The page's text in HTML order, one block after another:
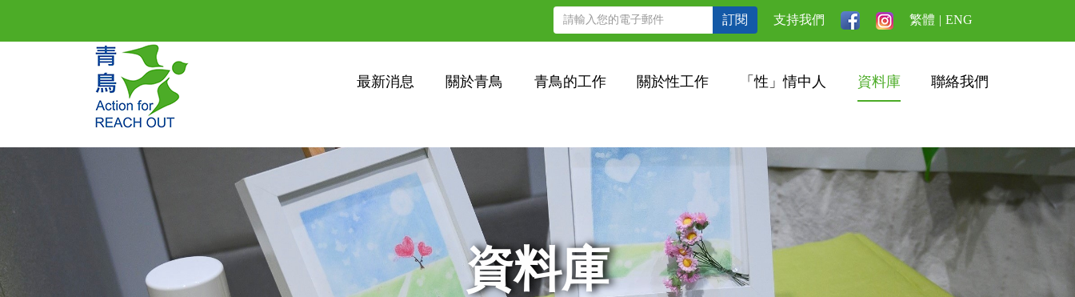
訂閱 支持我們 繁體 | ENG
最新消息 關於青鳥 青鳥的工作 關於性工作 「性」情中人 資料庫 聯絡我們
資料庫